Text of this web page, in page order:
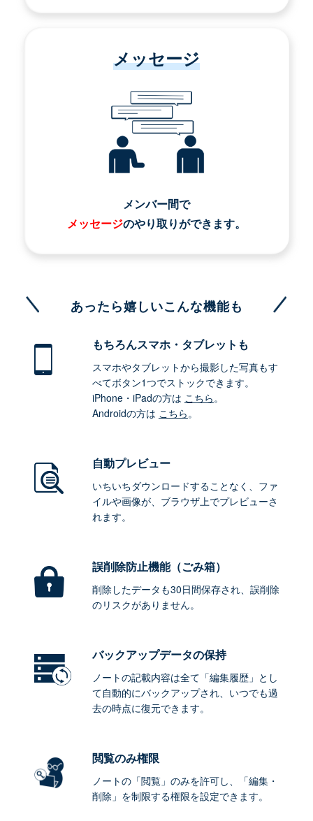
メッセージ
メンバー間で
メッセージのやり取りができます。
あったら嬉しいこんな機能も
もちろんスマホ・タブレットも
スマホやタブレットから撮影した写真もす
べてボタン1つでストックできます。
iPhone・iPadの方は こちら。
Androidの方は こちら。
自動プレビュー
いちいちダウンロードすることなく、ファ
イルや画像が、ブラウザ上でプレビューさ
れます。
誤削除防止機能（ごみ箱）
削除したデータも30日間保存され、誤削除
のリスクがありません。
バックアップデータの保持
ノートの記載内容は全て「編集履歴」とし
て自動的にバックアップされ、いつでも過
去の時点に復元できます。
閲覧のみ権限
ノートの「閲覧」のみを許可し、「編集・
削除」を制限する権限を設定できます。